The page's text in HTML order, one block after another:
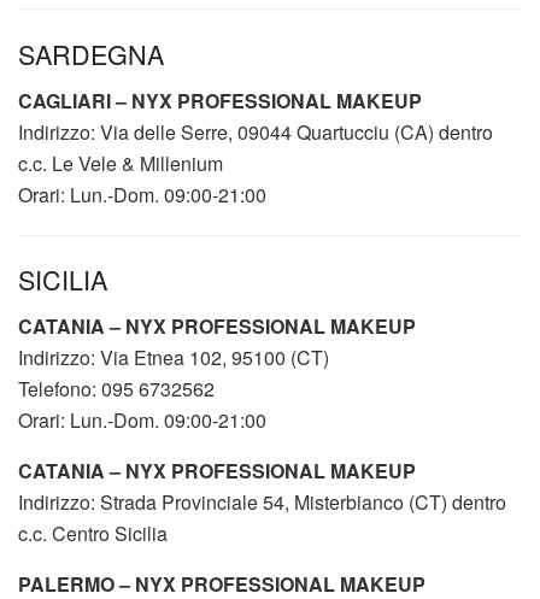
SARDEGNA
CAGLIARI – NYX PROFESSIONAL MAKEUP
Indirizzo: Via delle Serre, 09044 Quartucciu (CA) dentro
c.c. Le Vele & Millenium
Orari: Lun.-Dom. 09:00-21:00
SICILIA
CATANIA – NYX PROFESSIONAL MAKEUP
Indirizzo: Via Etnea 102, 95100 (CT)
Telefono: 095 6732562
Orari: Lun.-Dom. 09:00-21:00
CATANIA – NYX PROFESSIONAL MAKEUP
Indirizzo: Strada Provinciale 54, Misterbianco (CT) dentro
c.c. Centro Sicilia
PALERMO – NYX PROFESSIONAL MAKEUP